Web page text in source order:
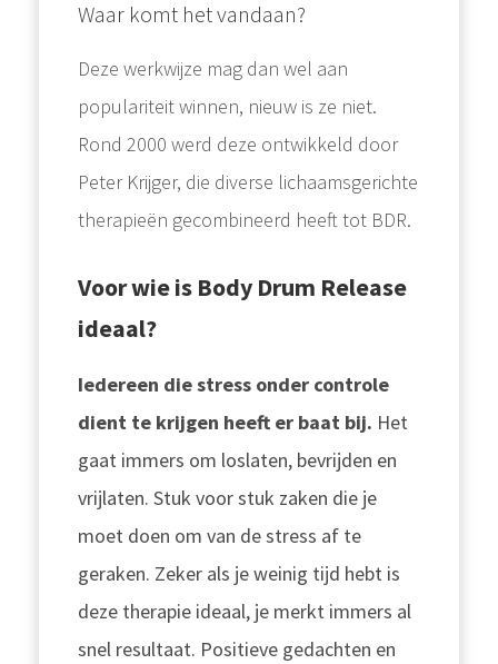
Waar komt het vandaan?
Deze werkwijze mag dan wel aan
populariteit winnen, nieuw is ze niet.
Rond 2000 werd deze ontwikkeld door
Peter Krijger, die diverse lichaamsgerichte
therapieën gecombineerd heeft tot BDR.
Voor wie is Body Drum Release
ideaal?
Iedereen die stress onder controle
dient te krijgen heeft er baat bij. Het
gaat immers om loslaten, bevrijden en
vrijlaten. Stuk voor stuk zaken die je
moet doen om van de stress af te
geraken. Zeker als je weinig tijd hebt is
deze therapie ideaal, je merkt immers al
snel resultaat. Positieve gedachten en